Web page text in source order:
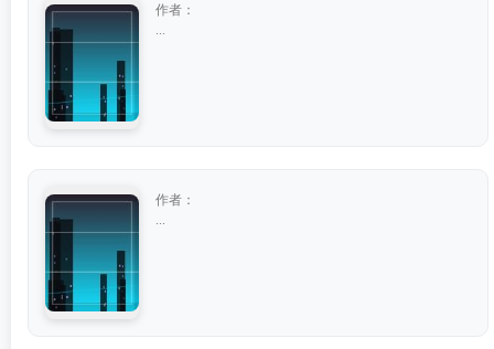
作者：
作者：